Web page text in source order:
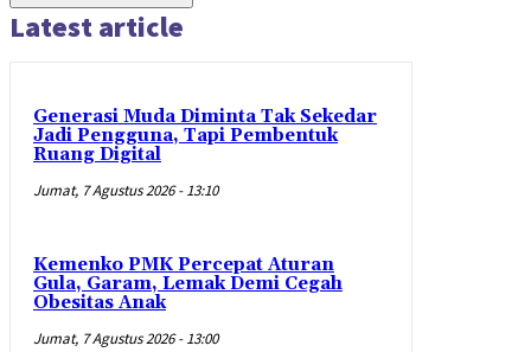
Latest article
Generasi Muda Diminta Tak Sekedar
Jadi Pengguna, Tapi Pembentuk
Ruang Digital
Jumat, 7 Agustus 2026 - 13:10
Kemenko PMK Percepat Aturan
Gula, Garam, Lemak Demi Cegah
Obesitas Anak
Jumat, 7 Agustus 2026 - 13:00